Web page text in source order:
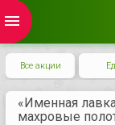
menu
Все акции
«Именная
махровые